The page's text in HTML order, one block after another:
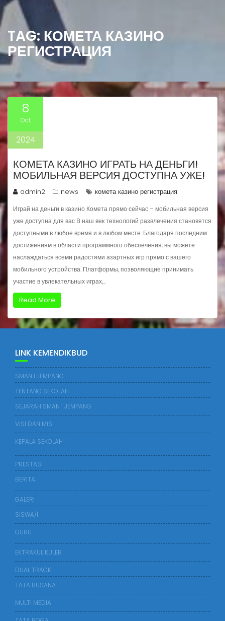
TAG: КОМЕТА КАЗИНО
РЕГИСТРАЦИЯ
8
Oct
2024
КОМЕТА КАЗИНО ИГРАТЬ НА ДЕНЬГИ!
МОБИЛЬНАЯ ВЕРСИЯ ДОСТУПНА УЖЕ!
admin2 news комета казино регистрация
Играй на деньги в казино Комета прямо сейчас – мобильная версия
уже доступна для вас В наш век технологий развлечения становятся
доступными в любое время и в любом месте. Благодаря последним
достижениям в области программного обеспечения, вы можете
наслаждаться всеми радостями азартных игр прямо с вашего
мобильного устройства. Платформы, позволяющие принимать
участие в увлекательных играх,…
Read More
LINK KEMENDIKBUD
SMAN 1 JEMPANG
TENTANG SEKOLAH
SEJARAH SMAN 1 JEMPANG
VISI DAN MISI
KEPALA SEKOLAH
PRESTASI
BERITA
GALERI
SISWA/I
GURU
EKTRAKULIKULER
DUAL TRACK
TATA BUSANA
MULTI MEDIA